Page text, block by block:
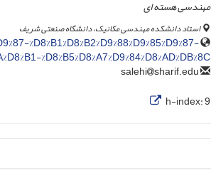
مهندسی هسته ای
استاد دانشکده مهندسی مکانیک، دانشگاه صنعتی شریف
%D8%B1%D8%B2%D9%88%D9%85%D9%87-
%D8%B5%D8%A7%D9%84%D8%AD%DB%8C
sharif.edu
h-index:9